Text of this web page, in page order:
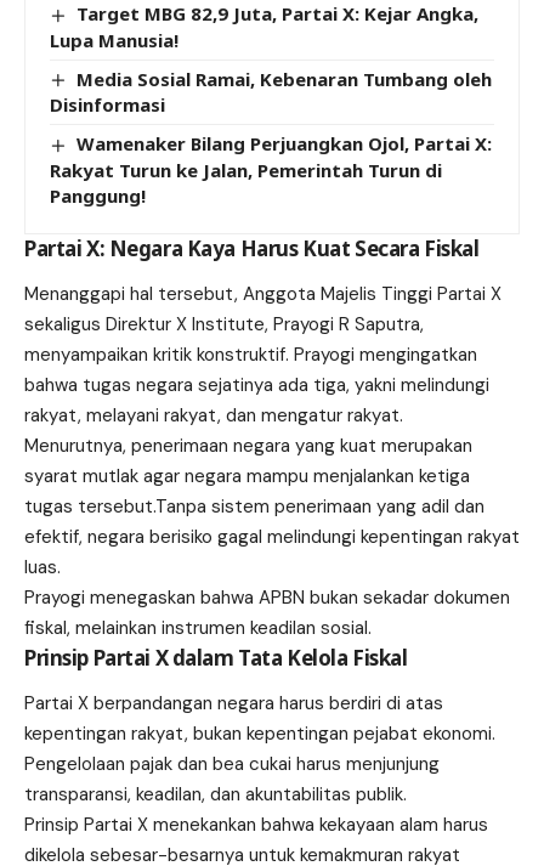
Target MBG 82,9 Juta, Partai X: Kejar Angka,
Lupa Manusia!
Media Sosial Ramai, Kebenaran Tumbang oleh
Disinformasi
Wamenaker Bilang Perjuangkan Ojol, Partai X:
Rakyat Turun ke Jalan, Pemerintah Turun di
Panggung!
Partai X: Negara Kaya Harus Kuat Secara Fiskal
Menanggapi hal tersebut, Anggota Majelis Tinggi Partai X
sekaligus Direktur X Institute, Prayogi R Saputra,
menyampaikan kritik konstruktif. Prayogi mengingatkan
bahwa tugas negara sejatinya ada tiga, yakni melindungi
rakyat, melayani rakyat, dan mengatur rakyat.
Menurutnya, penerimaan negara yang kuat merupakan
syarat mutlak agar negara mampu menjalankan ketiga
tugas tersebut.Tanpa sistem penerimaan yang adil dan
efektif, negara berisiko gagal melindungi kepentingan rakyat
luas.
Prayogi menegaskan bahwa APBN bukan sekadar dokumen
fiskal, melainkan instrumen keadilan sosial.
Prinsip Partai X dalam Tata Kelola Fiskal
Partai X berpandangan negara harus berdiri di atas
kepentingan rakyat, bukan kepentingan pejabat ekonomi.
Pengelolaan pajak dan bea cukai harus menjunjung
transparansi, keadilan, dan akuntabilitas publik.
Prinsip Partai X menekankan bahwa kekayaan alam harus
dikelola sebesar-besarnya untuk kemakmuran rakyat